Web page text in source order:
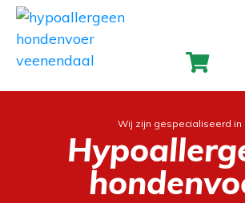
Wij zijn gespecialiseerd in